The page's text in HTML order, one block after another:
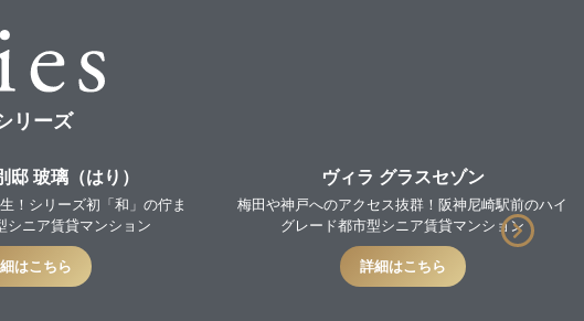
リーズ
邸 玻璃（はり）
！シリーズ初「和」の佇ま
シニア賃貸マンション
はこちら
ヴィラ グラスセゾン
梅田や神戸へのアクセス抜群！阪神尼崎駅前のハイ
グレード都市型シニア賃貸マンション
詳細はこちら